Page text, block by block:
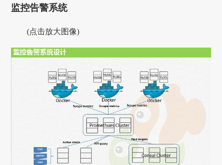
监控告警系统
(点击放大图像)